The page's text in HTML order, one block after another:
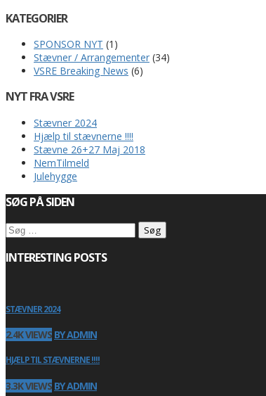
KATEGORIER
SPONSOR NYT (1)
Stævner / Arrangementer (34)
VSRE Breaking News (6)
NYT FRA VSRE
Stævner 2024
Hjælp til stævnerne !!!!
Stævne 26+27 Maj 2018
NemTilmeld
Julehygge
SØG PÅ SIDEN
Søg
efter:
INTERESTING POSTS
STÆVNER 2024
2.4K VIEWS BY ADMIN
HJÆLP TIL STÆVNERNE !!!!
3.3K VIEWS BY ADMIN